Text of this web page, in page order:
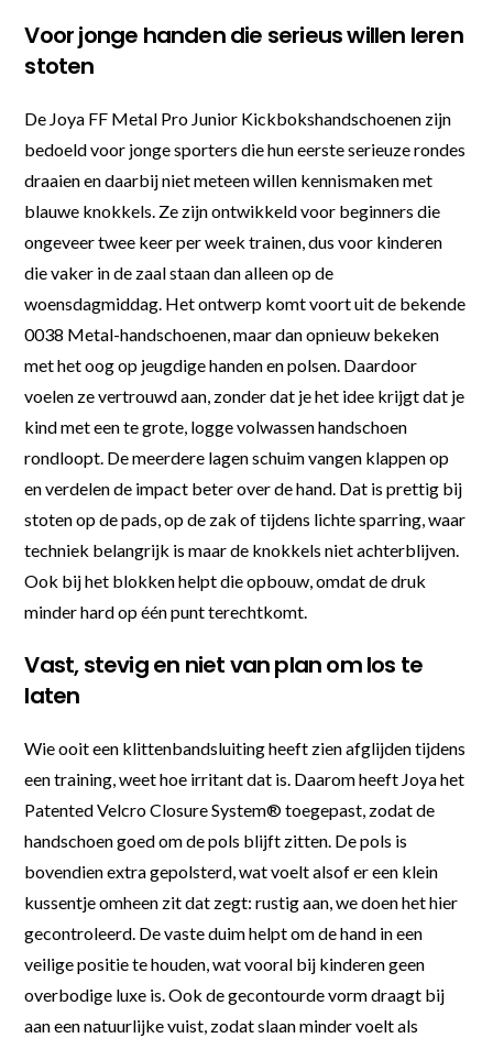
Voor jonge handen die serieus willen leren
stoten
De Joya FF Metal Pro Junior Kickbokshandschoenen zijn
bedoeld voor jonge sporters die hun eerste serieuze rondes
draaien en daarbij niet meteen willen kennismaken met
blauwe knokkels. Ze zijn ontwikkeld voor beginners die
ongeveer twee keer per week trainen, dus voor kinderen
die vaker in de zaal staan dan alleen op de
woensdagmiddag. Het ontwerp komt voort uit de bekende
0038 Metal-handschoenen, maar dan opnieuw bekeken
met het oog op jeugdige handen en polsen. Daardoor
voelen ze vertrouwd aan, zonder dat je het idee krijgt dat je
kind met een te grote, logge volwassen handschoen
rondloopt. De meerdere lagen schuim vangen klappen op
en verdelen de impact beter over de hand. Dat is prettig bij
stoten op de pads, op de zak of tijdens lichte sparring, waar
techniek belangrijk is maar de knokkels niet achterblijven.
Ook bij het blokken helpt die opbouw, omdat de druk
minder hard op één punt terechtkomt.
Vast, stevig en niet van plan om los te
laten
Wie ooit een klittenbandsluiting heeft zien afglijden tijdens
een training, weet hoe irritant dat is. Daarom heeft Joya het
Patented Velcro Closure System® toegepast, zodat de
handschoen goed om de pols blijft zitten. De pols is
bovendien extra gepolsterd, wat voelt alsof er een klein
kussentje omheen zit dat zegt: rustig aan, we doen het hier
gecontroleerd. De vaste duim helpt om de hand in een
veilige positie te houden, wat vooral bij kinderen geen
overbodige luxe is. Ook de gecontourde vorm draagt bij
aan een natuurlijke vuist, zodat slaan minder voelt als